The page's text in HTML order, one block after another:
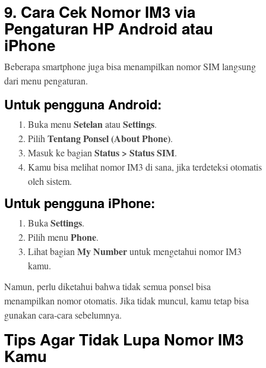
9. Cara Cek Nomor IM3 via
Pengaturan HP Android atau
iPhone
Beberapa smartphone juga bisa menampilkan nomor SIM langsung
dari menu pengaturan.
Untuk pengguna Android:
Buka menu Setelanatau Settings.
Pilih Tentang Ponsel (About Phone).
Masuk ke bagian Status > Status SIM.
Kamu bisa melihat nomor IM3 di sana, jika terdeteksi otomatis
oleh sistem.
Untuk pengguna iPhone:
Buka Settings.
Pilih menu Phone.
Lihat bagian My Numberuntuk mengetahui nomor IM3
kamu.
Namun, perlu diketahui bahwa tidak semua ponsel bisa
menampilkan nomor otomatis. Jika tidak muncul, kamu tetap bisa
gunakan cara-cara sebelumnya.
Tips Agar Tidak Lupa Nomor IM3
Kamu